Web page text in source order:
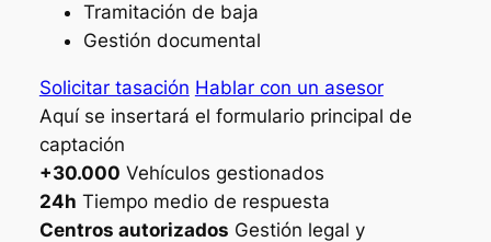
Tramitación de baja
Gestión documental
Solicitar tasación Hablar con un asesor
Aquí se insertará el formulario principal de
captación
+30.000 Vehículos gestionados
24h Tiempo medio de respuesta
Centros autorizados Gestión legal y